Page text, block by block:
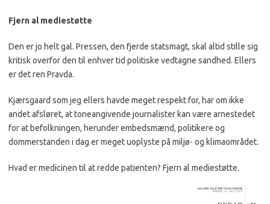
Fjern al mediestøtte
Den er jo helt gal. Pressen, den fjerde statsmagt, skal altid stille sig
kritisk overfor den til enhver tid politiske vedtagne sandhed. Ellers
er det ren Pravda.
Kjærsgaard som jeg ellers havde meget respekt for, har om ikke
andet afsløret, at toneangivende journalister kan være arnestedet
for at befolkningen, herunder embedsmænd, politikere og
dommerstanden i dag er meget uoplyste på miljø- og klimaområdet.
Hvad er medicinen til at redde patienten? Fjern al mediestøtte.